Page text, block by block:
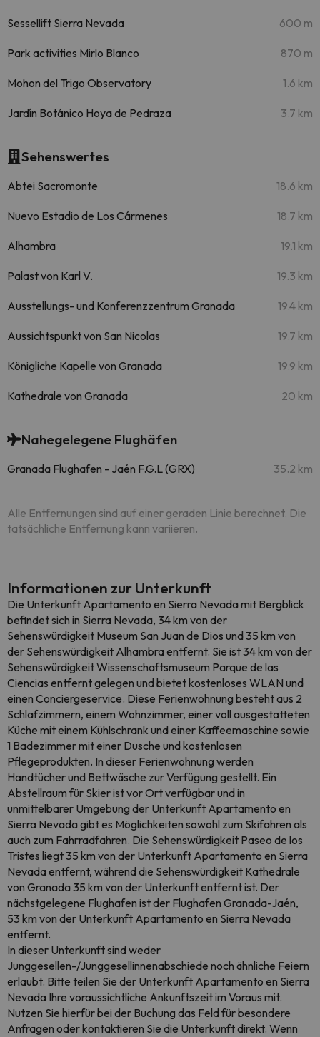
Sessellift Sierra Nevada 600 m
Park activities Mirlo Blanco 870 m
Mohon del Trigo Observatory 1.6 km
Jardín Botánico Hoya de Pedraza 3.7 km
Sehenswertes
Abtei Sacromonte 18.6 km
Nuevo Estadio de Los Cármenes 18.7 km
Alhambra 19.1 km
Palast von Karl V. 19.3 km
Ausstellungs- und Konferenzzentrum Granada 19.4 km
Aussichtspunkt von San Nicolas 19.7 km
Königliche Kapelle von Granada 19.9 km
Kathedrale von Granada 20 km
Nahegelegene Flughäfen
Granada Flughafen - Jaén F.G.L (GRX) 35.2 km
Alle Entfernungen sind auf einer geraden Linie berechnet. Die
tatsächliche Entfernung kann variieren.
Informationen zur Unterkunft
Die Unterkunft Apartamento en Sierra Nevada mit Bergblick
befindet sich in Sierra Nevada, 34 km von der
Sehenswürdigkeit Museum San Juan de Dios und 35 km von
der Sehenswürdigkeit Alhambra entfernt. Sie ist 34 km von der
Sehenswürdigkeit Wissenschaftsmuseum Parque de las
Ciencias entfernt gelegen und bietet kostenloses WLAN und
einen Conciergeservice. Diese Ferienwohnung besteht aus 2
Schlafzimmern, einem Wohnzimmer, einer voll ausgestatteten
Küche mit einem Kühlschrank und einer Kaffeemaschine sowie
1 Badezimmer mit einer Dusche und kostenlosen
Pflegeprodukten. In dieser Ferienwohnung werden
Handtücher und Bettwäsche zur Verfügung gestellt. Ein
Abstellraum für Skier ist vor Ort verfügbar und in
unmittelbarer Umgebung der Unterkunft Apartamento en
Sierra Nevada gibt es Möglichkeiten sowohl zum Skifahren als
auch zum Fahrradfahren. Die Sehenswürdigkeit Paseo de los
Tristes liegt 35 km von der Unterkunft Apartamento en Sierra
Nevada entfernt, während die Sehenswürdigkeit Kathedrale
von Granada 35 km von der Unterkunft entfernt ist. Der
nächstgelegene Flughafen ist der Flughafen Granada-Jaén,
53 km von der Unterkunft Apartamento en Sierra Nevada
entfernt.
In dieser Unterkunft sind weder
Junggesellen-/Junggesellinnenabschiede noch ähnliche Feiern
erlaubt. Bitte teilen Sie der Unterkunft Apartamento en Sierra
Nevada Ihre voraussichtliche Ankunftszeit im Voraus mit.
Nutzen Sie hierfür bei der Buchung das Feld für besondere
Anfragen oder kontaktieren Sie die Unterkunft direkt. Wenn